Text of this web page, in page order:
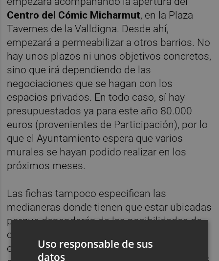
Centro del Cómic Micharmut, en la Plaza
Tavernes de la Valldigna. Desde ahí,
empezará a permeabilizar a otros barrios. No
hay unos plazos ni unos objetivos concretos,
sino que irá dependiendo de las
negociaciones que se hagan con los
espacios privados. En todo caso, sí hay
presupuestados ya para este año 80.000
euros (provenientes de Participación), por lo
que el Ayuntamiento espera que varios
murales se hayan podido realizar en los
próximos meses.
Las fichas tampoco especifican las
medianeras donde tienen que estar ubicadas
porque dependerán de las posibilidades de
cada una, además de querer mantener los
equilibrios curatoriales también dentro de
Uso responsable de sus
datos